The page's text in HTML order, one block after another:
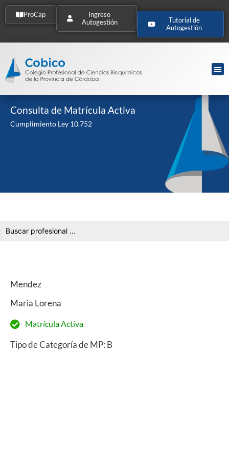
ProCap
Ingreso
Autogestión
Tutorial de
Autogestión
Consulta de Matrícula Activa
Cumplimiento Ley 10.752
Mendez
Maria Lorena
Matrícula Activa
Tipo de Categoría de MP: B